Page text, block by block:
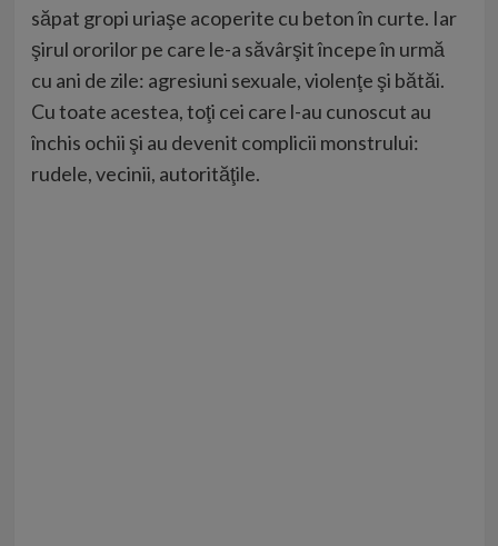
săpat gropi uriaşe acoperite cu beton în curte. Iar
şirul ororilor pe care le-a săvârşit începe în urmă
cu ani de zile: agresiuni sexuale, violenţe şi bătăi.
Cu toate acestea, toţi cei care l-au cunoscut au
închis ochii şi au devenit complicii monstrului:
rudele, vecinii, autorităţile.